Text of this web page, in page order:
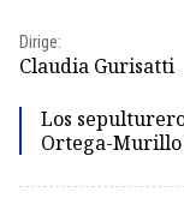
Dirige:
Claudia Gurisatti
Los
Ortega-